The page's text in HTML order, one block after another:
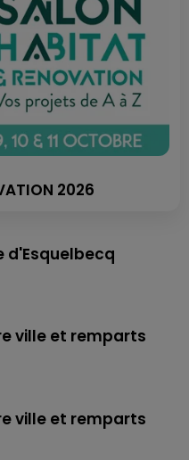
2026
d'Esquelbecq
ville et remparts
ville et remparts